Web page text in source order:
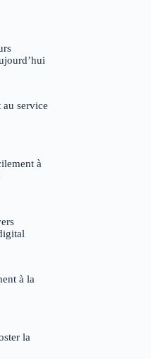
service
à
à la
la